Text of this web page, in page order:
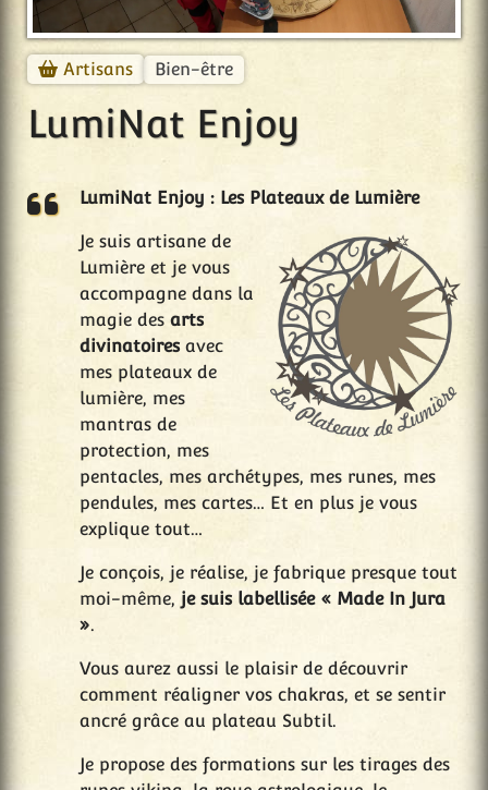
Artisans Bien-être
LumiNat Enjoy
LumiNat Enjoy : Les Plateaux de Lumière
Je suis artisane de
Lumière et je vous
accompagne dans la
magie des arts
divinatoiresavec
mes plateaux de
lumière, mes
mantras de
protection, mes
pentacles, mes archétypes, mes runes, mes
pendules, mes cartes… Et en plus je vous
explique tout…
Je conçois, je réalise, je fabrique presque tout
moi-même, je suis labellisée « Made In Jura
».
Vous aurez aussi le plaisir de découvrir
comment réaligner vos chakras, et se sentir
ancré grâce au plateau Subtil.
Je propose des formations sur les tirages des